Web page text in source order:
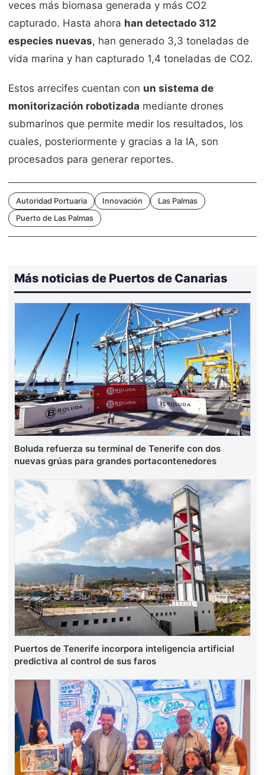
veces más biomasa generada y más CO2
capturado. Hasta ahora han detectado 312
especies nuevas, han generado 3,3 toneladas de
vida marina y han capturado 1,4 toneladas de CO2.
Estos arrecifes cuentan con un sistema de
monitorización robotizada mediante drones
submarinos que permite medir los resultados, los
cuales, posteriormente y gracias a la IA, son
procesados para generar reportes.
Autoridad Portuaria Innovación
Las Palmas
Puerto de Las Palmas
Más noticias de Puertos de Canarias
Boluda refuerza su terminal de Tenerife con dos
nuevas grúas para grandes portacontenedores
Puertos de Tenerife incorpora inteligencia artificial
predictiva al control de sus faros